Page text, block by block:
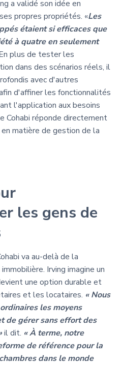
a validé son idée en
propres propriétés. «Les
étaient si efficaces que
à quatre en seulement
plus de tester les
dans des scénarios réels, il
avec d'autres
d'affiner les fonctionnalités
l'application aux besoins
Cohabi réponde directement
matière de gestion de la
les gens de
va au-delà de la
Irving imagine un
une option durable et
et les locataires. « Nous
les moyens
de gérer sans effort des
il dit. « À terme, notre
de référence pour la
dans le monde